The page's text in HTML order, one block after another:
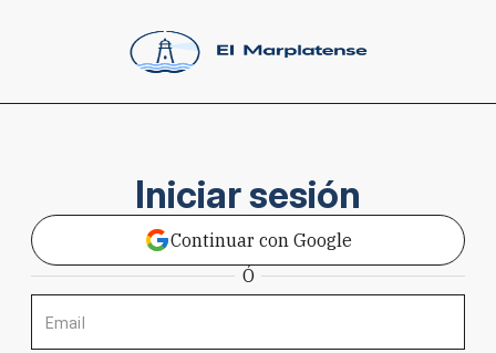
Iniciar sesión
Continuar con Google
Ó
Email